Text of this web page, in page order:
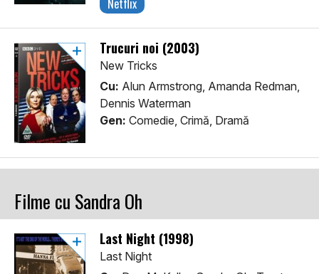
Netflix
Trucuri noi (2003)
New Tricks
Cu: Alun Armstrong, Amanda Redman,
Dennis Waterman
Gen: Comedie, Crimă, Dramă
Filme cu Sandra Oh
Last Night (1998)
Last Night